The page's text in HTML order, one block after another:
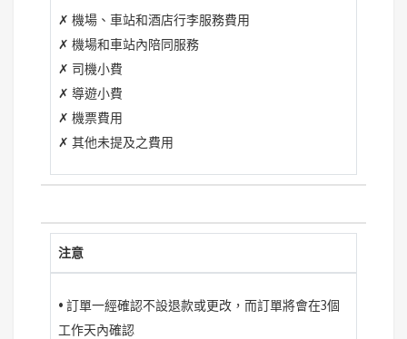
✗ 機場、車站和酒店行李服務費用
✗ 機場和車站內陪同服務
✗ 司機小費
✗ 導遊小費
✗ 機票費用
✗ 其他未提及之費用
注意
• 訂單一經確認不設退款或更改，而訂單將會在3個
工作天內確認